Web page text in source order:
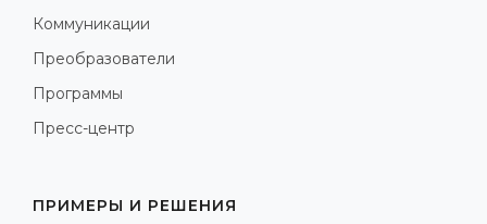
Коммуникации
Преобразователи
Программы
Пресс-центр
ПРИМЕРЫ И РЕШЕНИЯ